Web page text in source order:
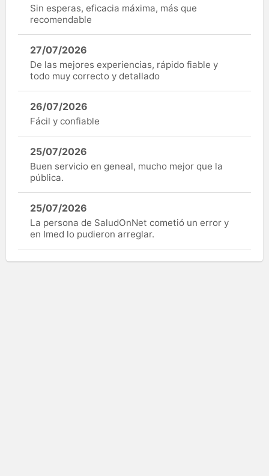
Sin esperas, eficacia máxima, más que
recomendable
27/07/2026
De las mejores experiencias, rápido fiable y
todo muy correcto y detallado
26/07/2026
Fácil y confiable
25/07/2026
Buen servicio en geneal, mucho mejor que la
pública.
25/07/2026
La persona de SaludOnNet cometió un error y
en Imed lo pudieron arreglar.